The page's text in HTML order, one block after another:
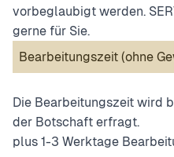
vorbeglaubigt werden.
gerne für Sie.
Bearbeitungszeit (ohne
Die Bearbeitungszeit wird
der Botschaft erfragt.
plus 1-3 Werktage